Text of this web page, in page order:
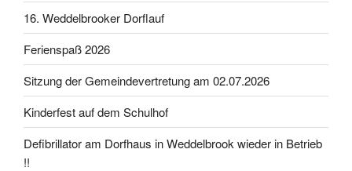
16. Weddelbrooker Dorflauf
Ferienspaß 2026
Sitzung der Gemeindevertretung am 02.07.2026
Kinderfest auf dem Schulhof
Defibrillator am Dorfhaus in Weddelbrook wieder in Betrieb
!!